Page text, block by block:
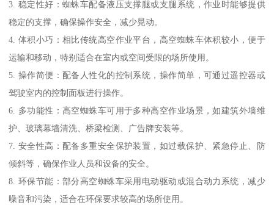
3. 稳定性好：蜘蛛车配备液压支撑腿或支腿系统，作业时能够提供
稳定的支撑，确保操作安全，减少晃动。
4. 体积小巧：相比传统高空作业平台，高空蜘蛛车体积较小，便于
运输和移动，特别适合在室内或空间受限的场所使用。
5. 操作简便：配备人性化的控制系统，操作简单，可通过遥控器或
驾驶室内的控制面板进行操作。
6. 多功能性：高空蜘蛛车可用于多种高空作业场景，如建筑外墙维
护、玻璃幕墙清洗、桥梁检测、广告牌安装等。
7. 安全性高：配备多重安全保护装置，如过载保护、紧急停止、防
倾斜等，确保作业人员和设备的安全。
8. 环保节能：部分高空蜘蛛车采用电动驱动或混合动力系统，减少
噪音和污染，适合在环保要求较高的场所使用。